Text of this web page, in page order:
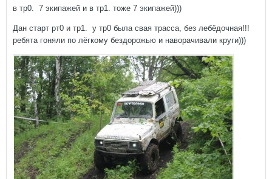
в тр0. 7 экипажей и в тр1. тоже 7 экипажей)))
Дан старт рт0 и тр1. у тр0 была свая трасса, без лебёдочная!!!
ребята гоняли по лёгкому бездорожью и наворачивали круги)))